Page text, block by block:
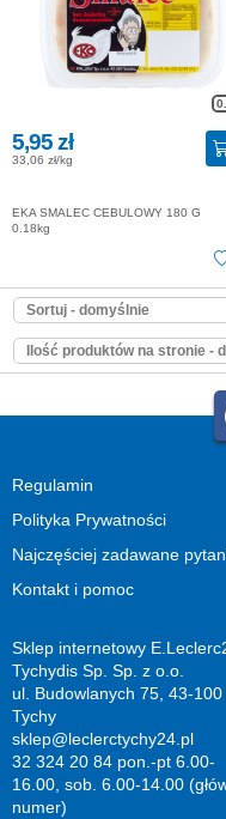
5,95 zł
33,06 zł/kg
EKA SMALEC CEBULOWY 180 G
0.18kg
Sortuj - domyślnie
Ilość produktów na stronie -
Regulamin
Polityka Prywatności
Najczęściej zadawane
Kontakt i pomoc
Sklep internetowy
Tychydis Sp. Sp. z o.o.
ul. Budowlanych 75, 43-100
Tychy
sklep@leclerctychy24.pl
32 324 20 84 pon.-pt 6.00-
16.00, sob. 6.00-14.00
numer)